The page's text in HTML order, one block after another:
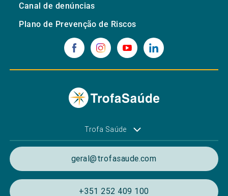
Canal de denúncias
Plano de Prevenção de Riscos
Trofa Saúde
geral@trofasaude.com
+351 252 409 100